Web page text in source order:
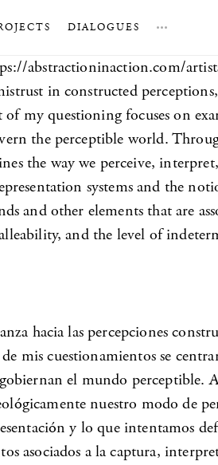
DIALOGUES …
abstractioninaction.com/
in constructed
my questioning focuses on
the perceptible world.
the way we perceive,
systems and the
and other elements that
and the level of
hacia las percepciones
mis cuestionamientos se
el mundo perceptible.
nuestro modo de
y lo que intentamos
asociados a la captura,